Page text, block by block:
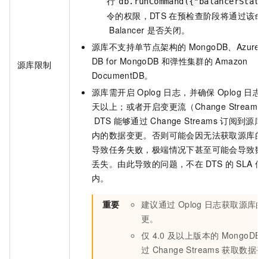
源库限制
令的权限，DTS 在预检查阶段将通过该命
Balancer 是否关闭。
源库不支持单节点架构的 MongoDB、Azure
DB for MongoDB 和弹性集群的 Amazon
DocumentDB。
源库需开启 Oplog 日志，并确保 Oplog 日志
天以上；或者开启变更流（Change Streams
DTS 能够通过 Change Streams 订阅到源库
内的数据变更。否则可能会因无法获取源库的
导致任务失败，极端情况下甚至可能会导致数
丢失。由此导致的问题，不在 DTS 的 SLA 保
内。
重要 建议通过 Oplog 日志获取源库
更。
仅 4.0 及以上版本的 MongoDB
过 Change Streams 获取数据